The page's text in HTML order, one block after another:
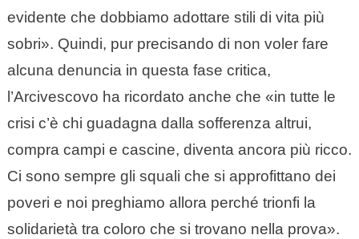
evidente che dobbiamo adottare stili di vita più
sobri». Quindi, pur precisando di non voler fare
alcuna denuncia in questa fase critica,
l’Arcivescovo ha ricordato anche che «in tutte le
crisi c’è chi guadagna dalla sofferenza altrui,
compra campi e cascine, diventa ancora più ricco.
Ci sono sempre gli squali che si approfittano dei
poveri e noi preghiamo allora perché trionfi la
solidarietà tra coloro che si trovano nella prova».